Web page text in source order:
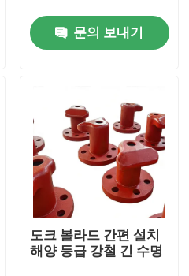
문의 보내기
도크 볼라드 간편 설치
해양 등급 강철 긴 수명